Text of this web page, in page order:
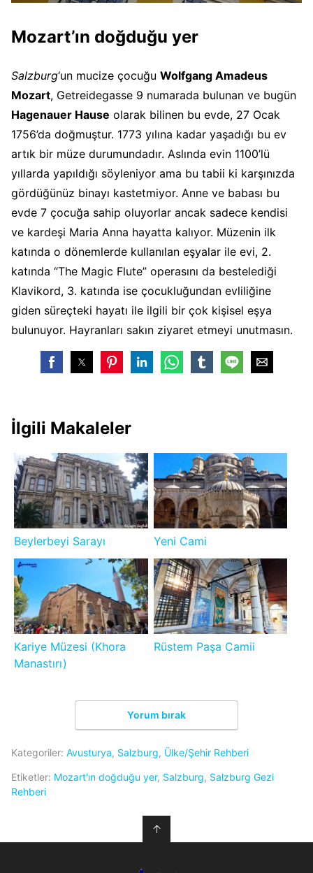
Mozart’ın doğduğu yer
Salzburg‘un mucize çocuğu Wolfgang Amadeus
Mozart, Getreidegasse 9 numarada bulunan ve bugün
Hagenauer Hause olarak bilinen bu evde, 27 Ocak
1756’da doğmuştur. 1773 yılına kadar yaşadığı bu ev
artık bir müze durumundadır. Aslında evin 1100’lü
yıllarda yapıldığı söyleniyor ama bu tabii ki karşınızda
gördüğünüz binayı kastetmiyor. Anne ve babası bu
evde 7 çocuğa sahip oluyorlar ancak sadece kendisi
ve kardeşi Maria Anna hayatta kalıyor. Müzenin ilk
katında o dönemlerde kullanılan eşyalar ile evi, 2.
katında “The Magic Flute” operasını da bestelediği
Klavikord, 3. katında ise çocukluğundan evliliğine
giden süreçteki hayatı ile ilgili bir çok kişisel eşya
bulunuyor. Hayranları sakın ziyaret etmeyi unutmasın.
İlgili Makaleler
Beylerbeyi Sarayı Yeni Cami
Kariye Müzesi (Khora
Manastırı)
Rüstem Paşa Camii
Yorum bırak
Kategoriler: Avusturya, Salzburg, Ülke/Şehir Rehberi
Etiketler: Mozart'ın doğduğu yer, Salzburg, Salzburg Gezi
Rehberi
↑